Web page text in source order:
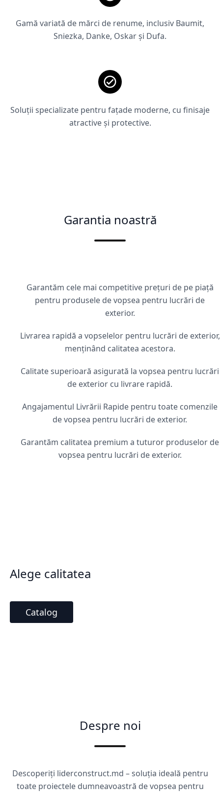
Gamă variată de mărci de renume, inclusiv Baumit,
Sniezka, Danke, Oskar și Dufa.
Soluții specializate pentru fațade moderne, cu finisaje
atractive și protective.
Garantia noastră
Garantăm cele mai competitive prețuri de pe piață
pentru produsele de vopsea pentru lucrări de
exterior.
Livrarea rapidă a vopselelor pentru lucrări de exterior,
menținând calitatea acestora.
Calitate superioară asigurată la vopsea pentru lucrări
de exterior cu livrare rapidă.
Angajamentul Livrării Rapide pentru toate comenzile
de vopsea pentru lucrări de exterior.
Garantăm calitatea premium a tuturor produselor de
vopsea pentru lucrări de exterior.
Alege calitatea
Catalog
Despre noi
Descoperiți liderconstruct.md – soluția ideală pentru
toate proiectele dumneavoastră de vopsea pentru